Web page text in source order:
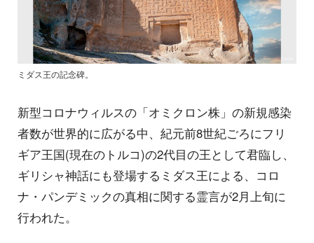
ミダス王の記念碑。
新型コロナウィルスの「オミクロン株」の新規感染
者数が世界的に広がる中、紀元前8世紀ごろにフリ
ギア王国(現在のトルコ)の2代目の王として君臨し、
ギリシャ神話にも登場するミダス王による、コロ
ナ・パンデミックの真相に関する霊言が2月上旬に
行われた。